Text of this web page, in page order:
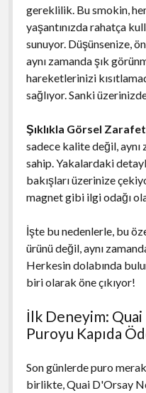
gereklilik. Bu smokin,
yaşantınızda rahatça
sunuyor. Düşünsenize,
aynı zamanda şık
hareketlerinizi
sağlıyor. Sanki
Şıklıkla Görsel
sadece kalite değil, aynı
sahip. Yakalardaki
bakışları üzerinize
magnet gibi ilgi odağı
İşte bu nedenlerle, bu
ürünü değil, aynı
Herkesin dolabında
biri olarak öne çıkıyor!
İlk Deneyim: Quai
Puroyu Kapıda
Son günlerde puro
birlikte, Quai D'Orsay